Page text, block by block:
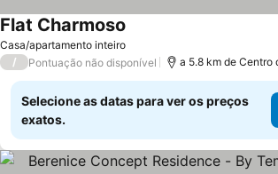
Casa/apartamento inteiro
Flat Charmoso
/ Pontuação não disponível a 5.8 km de Centro
Selecione as datas para ver os preços
exatos.